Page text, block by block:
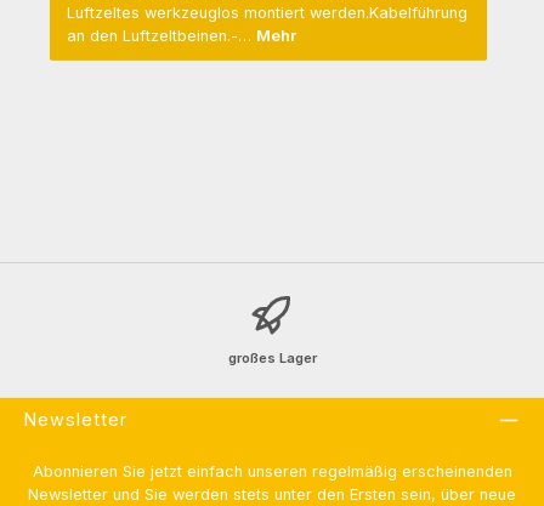
Luftzeltes werkzeuglos montiert werden.Kabelführung
an den Luftzeltbeinen.-… Mehr
großes Lager
Newsletter
Abonnieren Sie jetzt einfach unseren regelmäßig erscheinenden
Newsletter und Sie werden stets unter den Ersten sein, über neue